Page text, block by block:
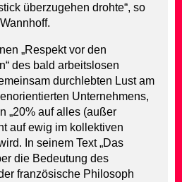
überzugehen drohte“, so
„Respekt vor den
des bald arbeitslosen
durchlebten Lust am
Unternehmens,
„20% auf alles (außer
auf ewig im kollektiven
In seinem Text „Das
die Bedeutung des
französische Philosoph